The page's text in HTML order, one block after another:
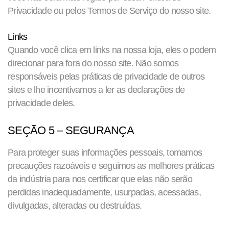
Privacidade ou pelos Termos de Serviço do nosso site.
Links
Quando você clica em links na nossa loja, eles o podem
direcionar para fora do nosso site. Não somos
responsáveis pelas práticas de privacidade de outros
sites e lhe incentivamos a ler as declarações de
privacidade deles.
SEÇÃO 5 – SEGURANÇA
Para proteger suas informações pessoais, tomamos
precauções razoáveis e seguimos as melhores práticas
da indústria para nos certificar que elas não serão
perdidas inadequadamente, usurpadas, acessadas,
divulgadas, alteradas ou destruídas.